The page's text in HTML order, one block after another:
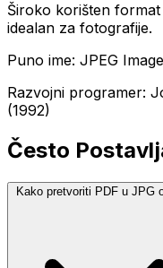
Široko korišten
idealan za fotografije.
Puno ime: JPEG Image
Razvojni programer:
(1992)
Često
Kako pretvoriti PDF u JPG